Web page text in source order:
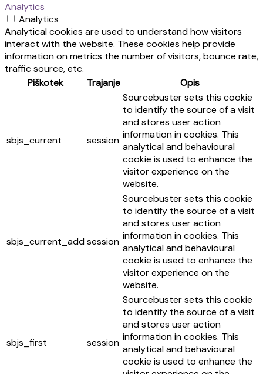
Analytics
Analytics
Analytical cookies are used to understand how visitors
interact with the website. These cookies help provide
information on metrics the number of visitors, bounce rate,
traffic source, etc.
Piškotek
Trajanje Opis
sbjs_current session
Sourcebuster sets this cookie
to identify the source of a visit
and stores user action
information in cookies. This
analytical and behavioural
cookie is used to enhance the
visitor experience on the
website.
sbjs_current_addsession
Sourcebuster sets this cookie
to identify the source of a visit
and stores user action
information in cookies. This
analytical and behavioural
cookie is used to enhance the
visitor experience on the
website.
sbjs_first session
Sourcebuster sets this cookie
to identify the source of a visit
and stores user action
information in cookies. This
analytical and behavioural
cookie is used to enhance the